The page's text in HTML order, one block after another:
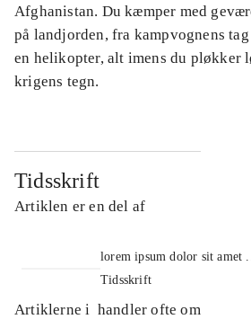
Afghanistan. Du kæmper med
på landjorden, fra kampvognens
en helikopter, alt imens du pløkker
krigens tegn.
Tidsskrift
Artiklen er en del af
lorem ipsum dolor sit amet ...
Tidsskrift
Artiklerne i handler ofte om